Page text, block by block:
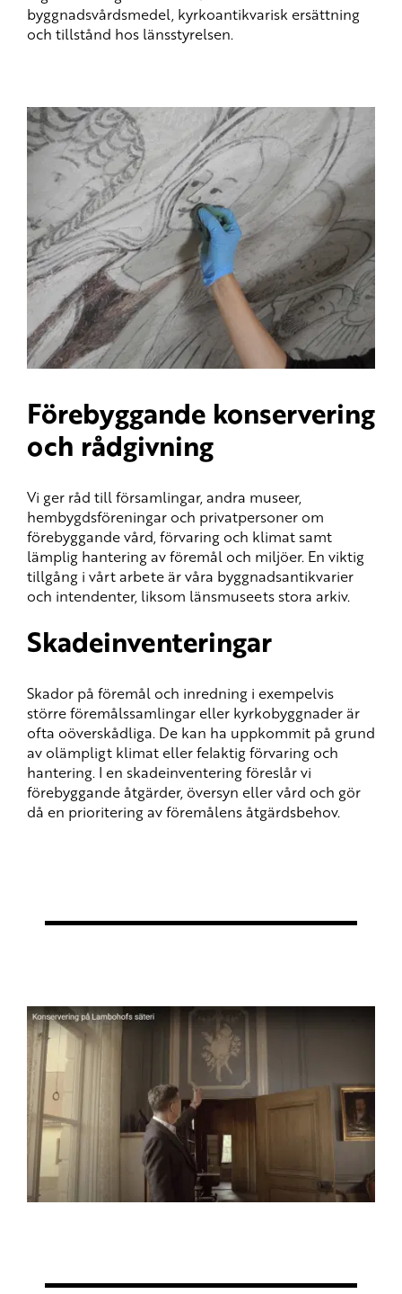
byggnadsvårdsmedel, kyrkoantikvarisk ersättning
och tillstånd hos länsstyrelsen.
Förebyggande konservering
och rådgivning
Vi ger råd till församlingar, andra museer,
hembygdsföreningar och privatpersoner om
förebyggande vård, förvaring och klimat samt
lämplig hantering av föremål och miljöer. En viktig
tillgång i vårt arbete är våra byggnadsantikvarier
och intendenter, liksom länsmuseets stora arkiv.
Skadeinventeringar
Skador på föremål och inredning i exempelvis
större föremålssamlingar eller kyrkobyggnader är
ofta oöverskådliga. De kan ha uppkommit på grund
av olämpligt klimat eller felaktig förvaring och
hantering. I en skadeinventering föreslår vi
förebyggande åtgärder, översyn eller vård och gör
då en prioritering av föremålens åtgärdsbehov.